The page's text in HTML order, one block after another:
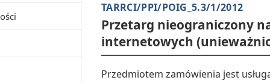
TARRCI/PPI/POIG_5.3/1/2012
Przetarg nieograniczony
internetowych
Przedmiotem zamówienia jest